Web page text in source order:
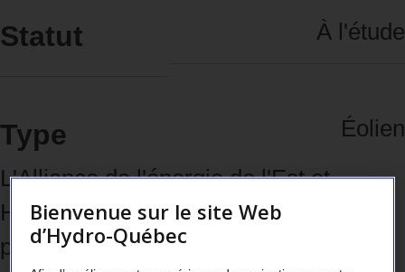
Statut À l'étude
Type
Éolien
L'Alliance de l'énergie de l'Est et
Hydro-Québec consolident leur
partenariat en ajoutant l'entente
Bienvenue sur le site Web
d’Hydro-Québec